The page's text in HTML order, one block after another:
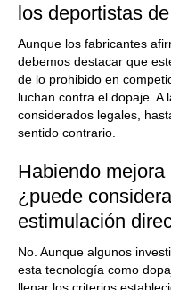
los deportistas
Aunque los fabricantes
debemos destacar que
de lo prohibido en
luchan contra el dopaje. A
considerados legales,
sentido contrario.
Habiendo
¿puede
estimulación
No. Aunque algunos
esta tecnología como